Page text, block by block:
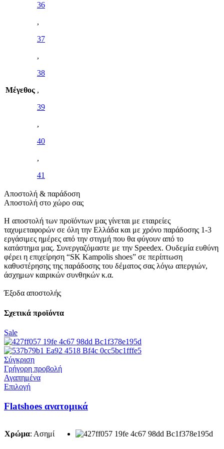
Μέγεθος
36
,
37
,
38
,
39
,
40
,
41
Αποστολή & παράδοση
Αποστολή στο χώρο σας
Η αποστολή των προϊόντων μας γίνεται με εταιρείες
ταχυμεταφορών σε όλη την Ελλάδα και με χρόνο παράδοσης 1-3
εργάσιμες ημέρες από την στιγμή που θα φύγουν από το
κατάστημα μας. Συνεργαζόμαστε με την Speedex. Oυδεμία ευθύνη
φέρει η επιχείρηση “SK Kampolis shoes” σε περίπτωση
καθυστέρησης της παράδοσης του δέματος σας λόγω απεργιών,
άσχημων καιρικών συνθηκών κ.α.
Έξοδα αποστολής
Σχετικά προϊόντα
Sale
Σύγκριση
Γρήγορη προβολή
Αγαπημένα
ΕπιλογήΑυτό
προϊόν
έχει
παραλλαγές.
Flatshoes ανατομικά
Χρώμα: Ασημί